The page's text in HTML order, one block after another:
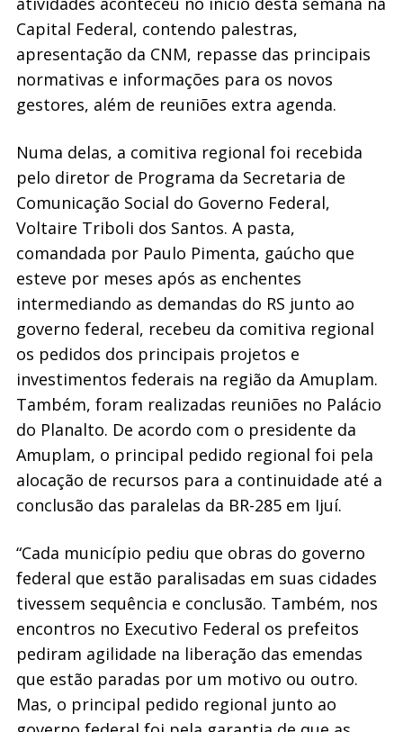
Capital Federal, contendo palestras,
apresentação da CNM, repasse das principais
normativas e informações para os novos
gestores, além de reuniões extra agenda.
Numa delas, a comitiva regional foi recebida
pelo diretor de Programa da Secretaria de
Comunicação Social do Governo Federal,
Voltaire Triboli dos Santos. A pasta,
comandada por Paulo Pimenta, gaúcho que
esteve por meses após as enchentes
intermediando as demandas do RS junto ao
governo federal, recebeu da comitiva regional
os pedidos dos principais projetos e
investimentos federais na região da Amuplam.
Também, foram realizadas reuniões no Palácio
do Planalto. De acordo com o presidente da
Amuplam, o principal pedido regional foi pela
alocação de recursos para a continuidade até a
conclusão das paralelas da BR-285 em Ijuí.
“Cada município pediu que obras do governo
federal que estão paralisadas em suas cidades
tivessem sequência e conclusão. Também, nos
encontros no Executivo Federal os prefeitos
pediram agilidade na liberação das emendas
que estão paradas por um motivo ou outro.
Mas, o principal pedido regional junto ao